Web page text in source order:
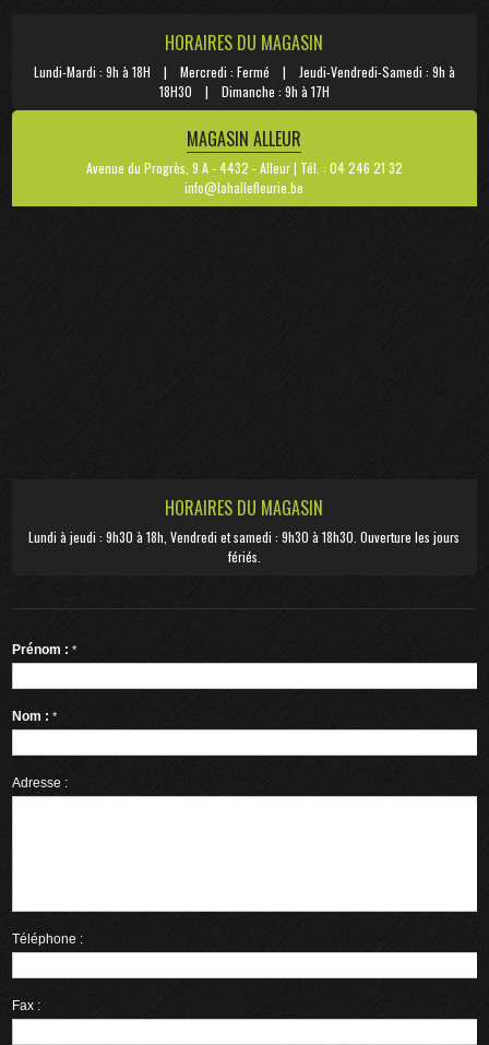
HORAIRES DU MAGASIN
Lundi-Mardi : 9h à 18H | Mercredi : Fermé | Jeudi-Vendredi-Samedi : 9h à
18H30 | Dimanche : 9h à 17H
MAGASIN ALLEUR
Avenue du Progrès, 9 A - 4432 - Alleur | Tél. : 04 246 21 32
info@lahallefleurie.be
HORAIRES DU MAGASIN
Lundi à jeudi : 9h30 à 18h, Vendredi et samedi : 9h30 à 18h30. Ouverture les jours
fériés.
Prénom :*
Nom :*
Adresse :
Téléphone :
Fax :